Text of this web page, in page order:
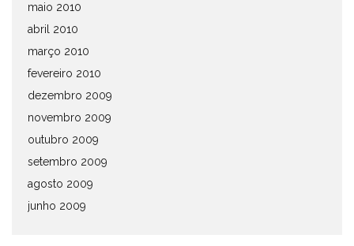
maio 2010
abril 2010
março 2010
fevereiro 2010
dezembro 2009
novembro 2009
outubro 2009
setembro 2009
agosto 2009
junho 2009